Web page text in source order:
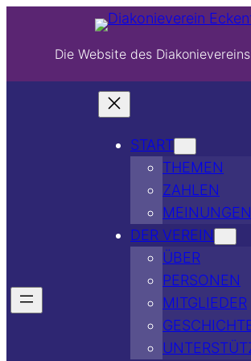
Die Website des
START
THEMEN
ZAHLEN
MEINUNGEN
DER VEREIN
ÜBER
PERSONEN
MITGLIEDER